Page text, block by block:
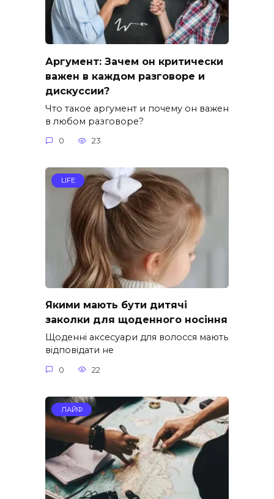
Аргумент: Зачем он критически
важен в каждом разговоре и
дискуссии?
Что такое аргумент и почему он важен
в любом разговоре?
0 23
LIFE
Якими мають бути дитячі
заколки для щоденного носіння
Щоденні аксесуари для волосся мають
відповідати не
0 22
ЛАЙФ